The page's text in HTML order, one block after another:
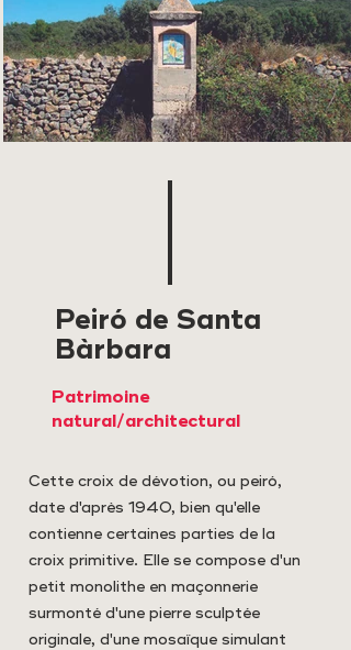
Peiró de Santa
Bàrbara
Patrimoine
natural/architectural
Cette croix de dévotion, ou peiró,
date d'après 1940, bien qu'elle
contienne certaines parties de la
croix primitive. Elle se compose d'un
petit monolithe en maçonnerie
surmonté d'une pierre sculptée
originale, d'une mosaïque simulant